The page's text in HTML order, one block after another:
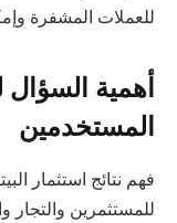
للعملات المشفرة
أهمية السؤال
المستخدمين
للمستثمرين